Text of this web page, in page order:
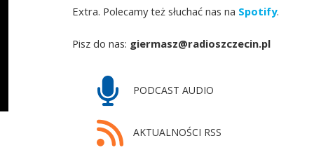
Extra. Polecamy też słuchać nas na Spotify.
Pisz do nas: giermasz@radioszczecin.pl
PODCAST AUDIO
AKTUALNOŚCI RSS